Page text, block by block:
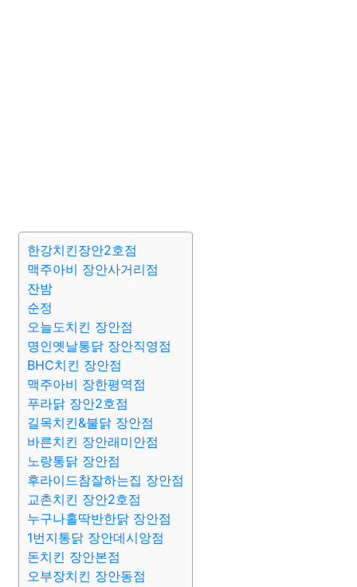
한강치킨장안2호점
맥주아비 장안사거리점
잔밤
순정
오늘도치킨 장안점
명인옛날통닭 장안직영점
BHC치킨 장안점
맥주아비 장한평역점
푸라닭 장안2호점
길목치킨&불닭 장안점
바른치킨 장안래미안점
노랑통닭 장안점
후라이드참잘하는집 장안점
교촌치킨 장안2호점
누구나홀딱반한닭 장안점
1번지통닭 장안데시앙점
돈치킨 장안본점
오부장치킨 장안동점